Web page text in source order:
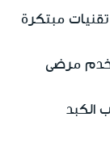
مبتكرة
مرضى
الكبد